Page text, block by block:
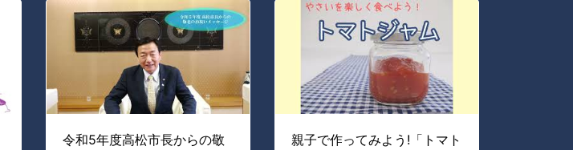
令和5年度高松市長からの敬
親子で作ってみよう!「トマト